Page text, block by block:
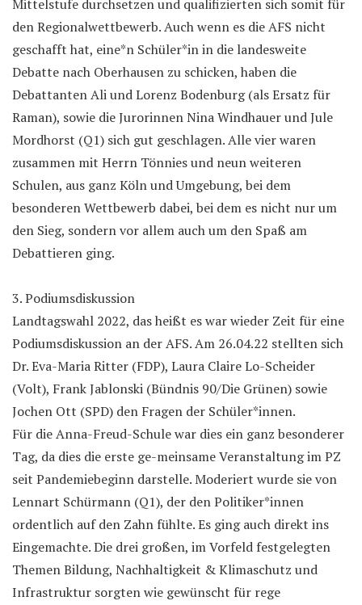
Mittelstufe durchsetzen und qualifizierten sich somit für
den Regionalwettbewerb. Auch wenn es die AFS nicht
geschafft hat, eine*n Schüler*in in die landesweite
Debatte nach Oberhausen zu schicken, haben die
Debattanten Ali und Lorenz Bodenburg (als Ersatz für
Raman), sowie die Jurorinnen Nina Windhauer und Jule
Mordhorst (Q1) sich gut geschlagen. Alle vier waren
zusammen mit Herrn Tönnies und neun weiteren
Schulen, aus ganz Köln und Umgebung, bei dem
besonderen Wettbewerb dabei, bei dem es nicht nur um
den Sieg, sondern vor allem auch um den Spaß am
Debattieren ging.
3. Podiumsdiskussion
Landtagswahl 2022, das heißt es war wieder Zeit für eine
Podiumsdiskussion an der AFS. Am 26.04.22 stellten sich
Dr. Eva-Maria Ritter (FDP), Laura Claire Lo-Scheider
(Volt), Frank Jablonski (Bündnis 90/Die Grünen) sowie
Jochen Ott (SPD) den Fragen der Schüler*innen.
Für die Anna-Freud-Schule war dies ein ganz besonderer
Tag, da dies die erste ge-meinsame Veranstaltung im PZ
seit Pandemiebeginn darstelle. Moderiert wurde sie von
Lennart Schürmann (Q1), der den Politiker*innen
ordentlich auf den Zahn fühlte. Es ging auch direkt ins
Eingemachte. Die drei großen, im Vorfeld festgelegten
Themen Bildung, Nachhaltigkeit & Klimaschutz und
Infrastruktur sorgten wie gewünscht für rege